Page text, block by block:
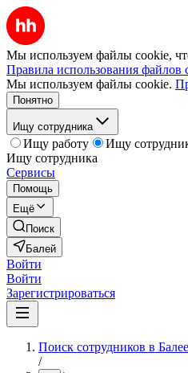
Мы используем файлы cookie,
Правила использования файлов
Мы используем файлы cookie.
Понятно
Ищу сотрудника
Ищу работу
Ищу
Ищу сотрудника
Сервисы
Помощь
Ещё
Поиск
Балей
Войти
Войти
Зарегистрироваться
Поиск сотрудников в Балее
/